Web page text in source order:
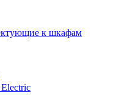
к шкафам